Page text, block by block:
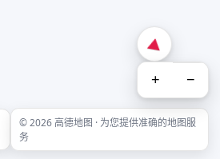
+ −
© 2026 高德地图 · 为您提供准确的地图服
务